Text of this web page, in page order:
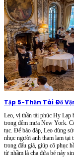
Tập 5-Thần Tài Đổ
Leo, vị thần tài phúc Hy Lạp
trong đêm mưa New York.
tục. Để báo đáp, Leo dùng
nhục người anh tham lam tại
trong đấu giá, giúp cô phục
từ nhầm là cha đứa bé nảy